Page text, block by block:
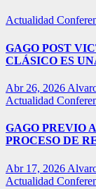
Actualidad
GAGO POST
CLÁSICO ES
Abr 26, 2026
Actualidad
GAGO PREVIO
PROCESO DE
Abr 17, 2026
Actualidad